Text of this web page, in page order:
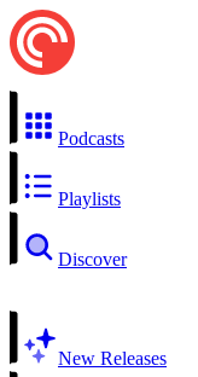
Podcasts
Playlists
Discover
New Releases